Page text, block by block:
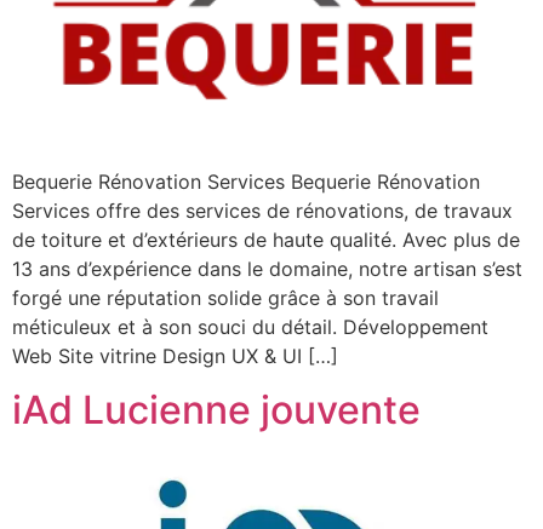
Bequerie Rénovation Services Bequerie Rénovation
Services offre des services de rénovations, de travaux
de toiture et d’extérieurs de haute qualité. Avec plus de
13 ans d’expérience dans le domaine, notre artisan s’est
forgé une réputation solide grâce à son travail
méticuleux et à son souci du détail. Développement
Web Site vitrine Design UX & UI […]
iAd Lucienne jouvente